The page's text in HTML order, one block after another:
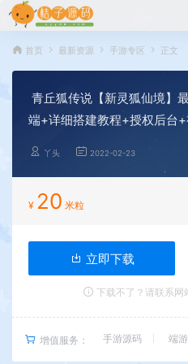
首页 最新资源 手游专区 正文
青丘狐传说【新灵狐仙境】
端+详细搭建教程+授权后台
丫头 2022-02-23
¥ 20 米粒
立即下载
下载不了？请联系网
增值服务： 手游源码 端